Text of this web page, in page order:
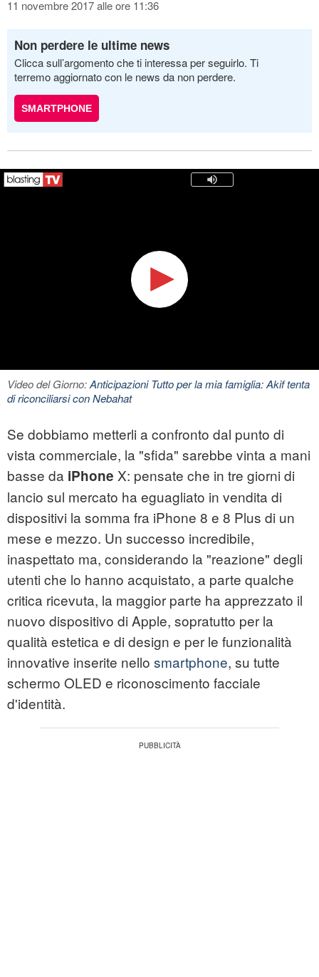
11 novembre 2017 alle ore 11:36
Non perdere le ultime news
Clicca sull’argomento che ti interessa per seguirlo. Ti
terremo aggiornato con le news da non perdere.
SMARTPHONE
Video del Giorno:Anticipazioni Tutto per la mia famiglia: Akif tenta
di riconciliarsi con Nebahat
Se dobbiamo metterli a confronto dal punto di
vista commerciale, la "sfida" sarebbe vinta a mani
basse da iPhone X: pensate che in tre giorni di
lancio sul mercato ha eguagliato in vendita di
dispositivi la somma fra iPhone 8 e 8 Plus di un
mese e mezzo. Un successo incredibile,
inaspettato ma, considerando la "reazione" degli
utenti che lo hanno acquistato, a parte qualche
critica ricevuta, la maggior parte ha apprezzato il
nuovo dispositivo di Apple, sopratutto per la
qualità estetica e di design e per le funzionalità
innovative inserite nello smartphone, su tutte
schermo OLED e riconoscimento facciale
d'identità.